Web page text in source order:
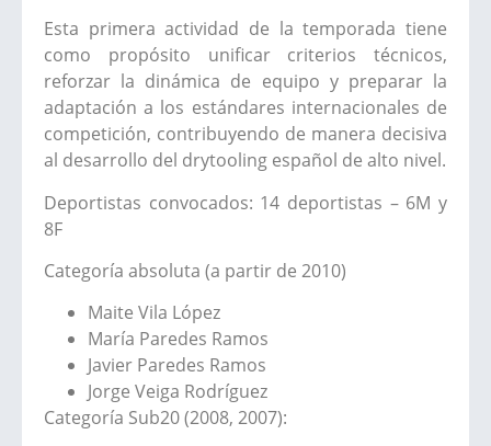
Esta primera actividad de la temporada tiene
como propósito unificar criterios técnicos,
reforzar la dinámica de equipo y preparar la
adaptación a los estándares internacionales de
competición, contribuyendo de manera decisiva
al desarrollo del drytooling español de alto nivel.
Deportistas convocados: 14 deportistas – 6M y
8F
Categoría absoluta (a partir de 2010)
Maite Vila López
María Paredes Ramos
Javier Paredes Ramos
Jorge Veiga Rodríguez
Categoría Sub20 (2008, 2007):